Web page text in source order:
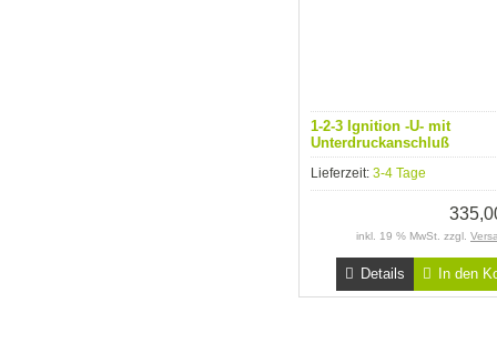
1-2-3 Ignition -U- mit
Unterdruckanschluß
Lieferzeit: 3-4 Tage
inkl. 19 % MwSt. zzgl.
Details In den